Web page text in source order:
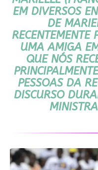
EM DIVERSOS
DE
RECENTEMENTE
UMA AMIGA
QUE NÓS
PESSOAS DA
DISCURSO